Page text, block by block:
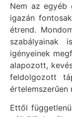
Nem az egyéb
igazán
étrend.
szabályainak
igényeinek
alapozott,
feldolgozott
értelemszerűen
Ettől